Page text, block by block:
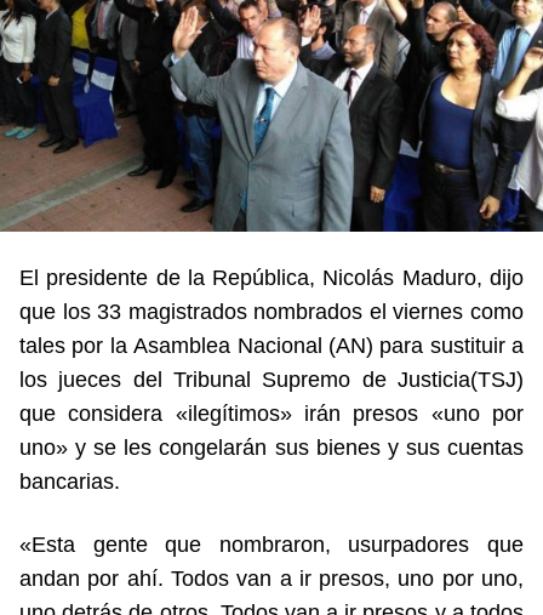
El presidente de la República, Nicolás Maduro, dijo
que los 33 magistrados nombrados el viernes como
tales por la Asamblea Nacional (AN) para sustituir a
los jueces del Tribunal Supremo de Justicia(TSJ)
que considera «ilegítimos» irán presos «uno por
uno» y se les congelarán sus bienes y sus cuentas
bancarias.
«Esta gente que nombraron, usurpadores que
andan por ahí. Todos van a ir presos, uno por uno,